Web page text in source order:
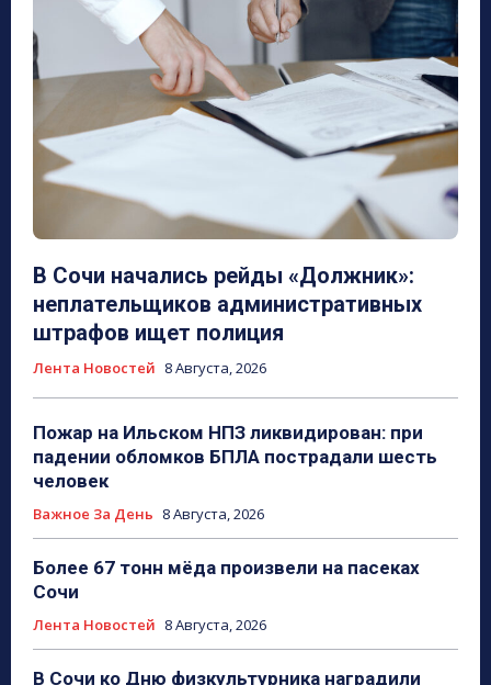
В Сочи начались рейды «Должник»:
неплательщиков административных
штрафов ищет полиция
Лента Новостей 8 Августа, 2026
Пожар на Ильском НПЗ ликвидирован: при
падении обломков БПЛА пострадали шесть
человек
Важное За День 8 Августа, 2026
Более 67 тонн мёда произвели на пасеках
Сочи
Лента Новостей 8 Августа, 2026
В Сочи ко Дню физкультурника наградили